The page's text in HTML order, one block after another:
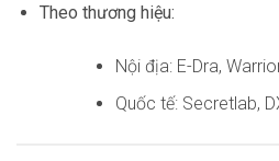
Theo thương hiệu:
Nội địa: E-Dra,
Quốc tế: Secretlab,